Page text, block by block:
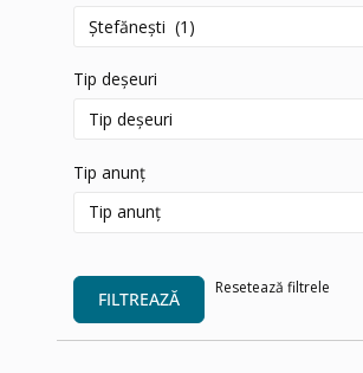
Tip deșeuri
Tip anunț
FILTREAZĂ
Resetează filtrele